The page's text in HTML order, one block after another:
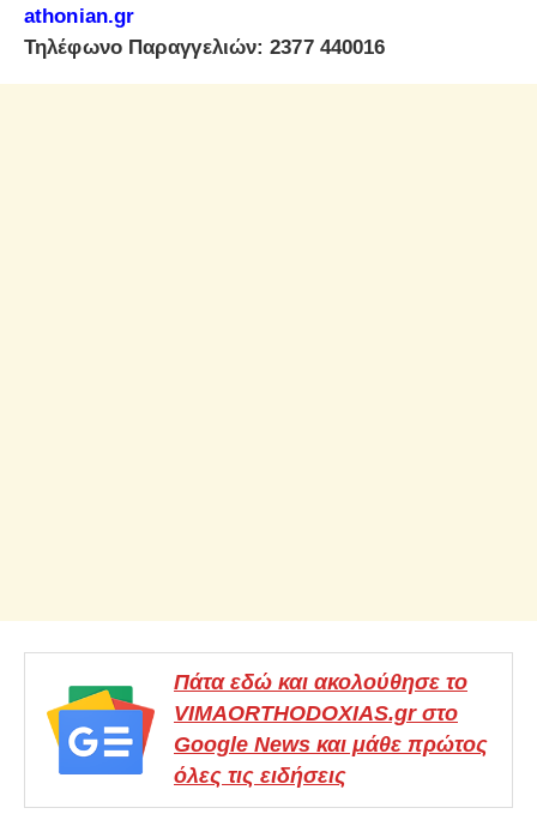
athonian.gr
Τηλέφωνο Παραγγελιών: 2377 440016
Πάτα εδώ και ακολούθησε το
VIMAORTHODOXIAS.gr στο
Google News και μάθε πρώτος
όλες τις ειδήσεις